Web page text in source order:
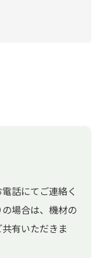
話にてご連絡く
場合は、機材の
有いただきま